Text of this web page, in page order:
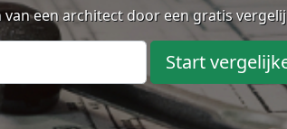
van een architect door een gratis
Start